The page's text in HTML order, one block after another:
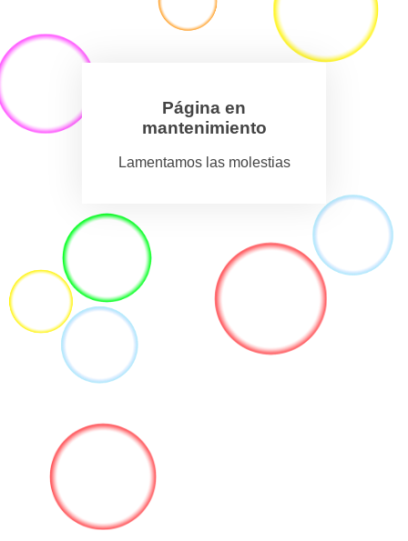
Página en
mantenimiento
Lamentamos las molestias